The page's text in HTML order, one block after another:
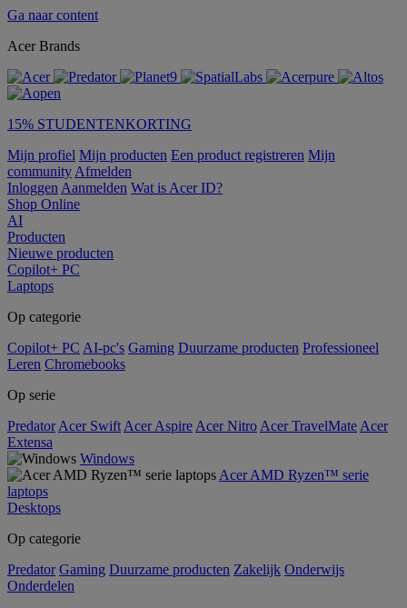
Ga naar content
Acer Brands
15% STUDENTENKORTING
Mijn profiel Mijn producten Een product registreren Mijn
community Afmelden
Inloggen Aanmelden Wat is Acer ID?
Shop Online
AI
Producten
Nieuwe producten
Copilot+ PC
Laptops
Op categorie
Copilot+ PC AI-pc's Gaming Duurzame producten Professioneel
Leren Chromebooks
Op serie
Predator Acer Swift Acer Aspire Acer Nitro Acer TravelMate Acer
Extensa
Windows
Acer AMD Ryzen™ serie
laptops
Desktops
Op categorie
Predator Gaming Duurzame producten Zakelijk Onderwijs
Onderdelen